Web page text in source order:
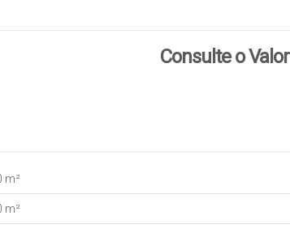
Consulte o Valor
m²
m²